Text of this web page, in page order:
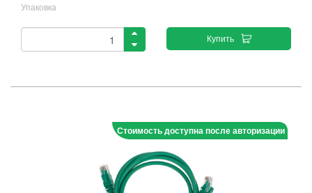
Упаковка
Купить
Стоимость доступна после авторизации